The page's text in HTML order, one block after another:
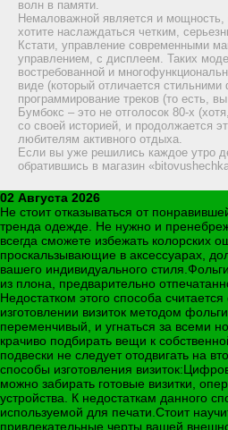
волн в памяти.
Немаловажной является и
хотите наслаждаться четким,
Кстати, управление современными
управлением, с дисплеем. Таких
востребованной и
виде (который отличается
программирование треков (то есть,
Бумбокс – это не отголосок 80-х
со своей историей, и продолжается
любителям активного отдыха.
Если вы уже решились каждое утро
обратившись в магазин
02 Августа 2026
Не стоит отказываться от
тренда одежде. Не нужно и
всегда сможете избежать колорских
проскальзывающие в аксессуарах,
вашего индивидуального
из плона, предварительно
Недостатком этого способа
изготовлении визиток методом
переменчивый, и угнаться за всеми
крачиво подбирать вещи к
подвески не следует отодвигать на
способы изготовления
можно забирать готовые визитки,
устройства. К недостаткам данного
используемой для печати.Стоит
привлекательные черты вашей